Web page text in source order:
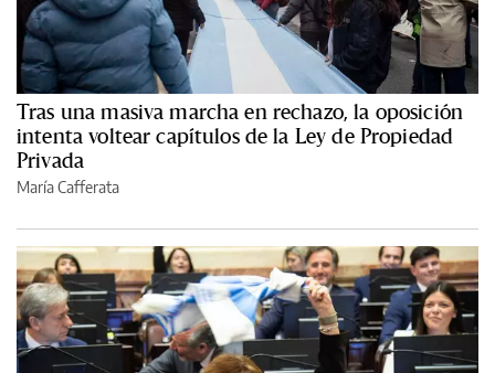
Tras una masiva marcha en rechazo, la oposición
intenta voltear capítulos de la Ley de Propiedad
Privada
María Cafferata